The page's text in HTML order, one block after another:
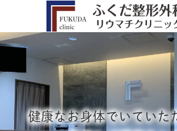
健康なお身体でいていた